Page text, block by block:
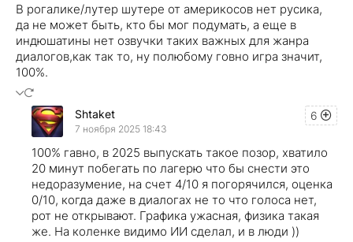
В рогалике/лутер шутере от америкосов нет русика,
да не может быть, кто бы мог подумать, а еще в
индюшатины нет озвучки таких важных для жанра
диалогов,как так то, ну полюбому говно игра значит,
100%.
6
Shtaket
7 ноября 2025 18:43
100% гавно, в 2025 выпускать такое позор, хватило
20 минут побегать по лагерю что бы снести это
недоразумение, на счет 4/10 я погорячился, оценка
0/10, когда даже в диалогах не то что голоса нет,
рот не открывают. Графика ужасная, физика такая
же. На коленке видимо ИИ сделал, и в люди ))